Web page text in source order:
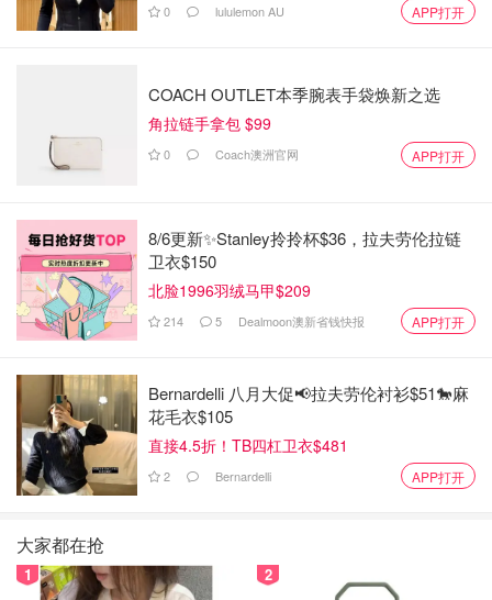
他們是我一年前的聖誕節前夕到Petsmart領養的，當時只想
再收編一隻貓，但看他們雙胞胎兄弟倆我在一起睡覺實在太
可愛了！有點捨不得拆散他們！
加上兩隻一起帶走，領養費有打折😳😳😳？！
腦波弱的我，就這樣把兩個小皮蛋帶回家啦！沒想到已經快
0 lululemon AU APP打开
COACH OUTLET本季腕表手袋焕新之选
角拉链手拿包 $99
0 Coach澳洲官网 APP打开
8/6更新✨Stanley拎拎杯$36，拉夫劳伦拉链
卫衣$150
北脸1996羽绒马甲$209
214 5 Dealmoon澳新省钱快报 APP打开
Bernardelli 八月大促📢拉夫劳伦衬衫$51🐎麻
花毛衣$105
直接4.5折！TB四杠卫衣$481
2 Bernardelli APP打开
大家都在抢
1 2